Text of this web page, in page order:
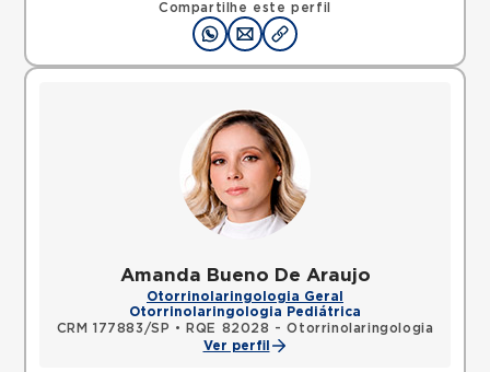
Compartilhe este perfil
Amanda Bueno De Araujo
Otorrinolaringologia Geral
Otorrinolaringologia Pediátrica
CRM 177883/SP •
RQE 82028 - Otorrinolaringologia
Ver perfil